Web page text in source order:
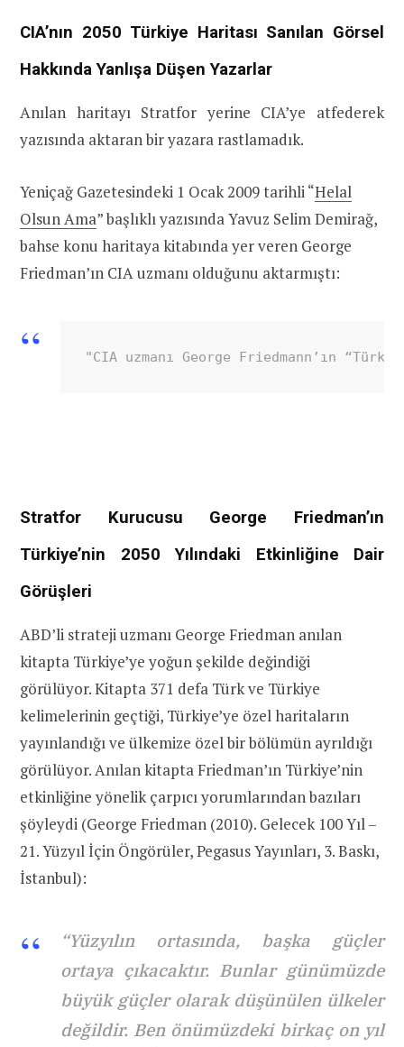
CIA’nın 2050 Türkiye Haritası Sanılan Görsel
Hakkında Yanlışa Düşen Yazarlar
Anılan haritayı Stratfor yerine CIA’ye atfederek
yazısında aktaran bir yazara rastlamadık.
Yeniçağ Gazetesindeki 1 Ocak 2009 tarihli “Helal
Olsun Ama” başlıklı yazısında Yavuz Selim Demirağ,
bahse konu haritaya kitabında yer veren George
Friedman’ın CIA uzmanı olduğunu aktarmıştı:
"CIA uzmanı George Friedmann’ın
Stratfor Kurucusu George Friedman’ın
Türkiye’nin 2050 Yılındaki Etkinliğine Dair
Görüşleri
ABD’li strateji uzmanı George Friedman anılan
kitapta Türkiye’ye yoğun şekilde değindiği
görülüyor. Kitapta 371 defa Türk ve Türkiye
kelimelerinin geçtiği, Türkiye’ye özel haritaların
yayınlandığı ve ülkemize özel bir bölümün ayrıldığı
görülüyor. Anılan kitapta Friedman’ın Türkiye’nin
etkinliğine yönelik çarpıcı yorumlarından bazıları
şöyleydi (George Friedman (2010). Gelecek 100 Yıl –
21. Yüzyıl İçin Öngörüler, Pegasus Yayınları, 3. Baskı,
İstanbul):
“Yüzyılın ortasında, başka güçler
ortaya çıkacaktır. Bunlar günümüzde
büyük güçler olarak düşünülen ülkeler
değildir. Ben önümüzdeki birkaç on yıl